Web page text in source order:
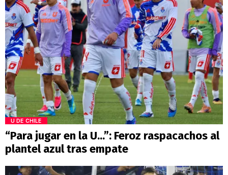
U DE CHILE
“Para jugar en la U...”: Feroz raspacachos al
plantel azul tras empate